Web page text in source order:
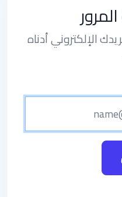
الإلكتروني أدناه